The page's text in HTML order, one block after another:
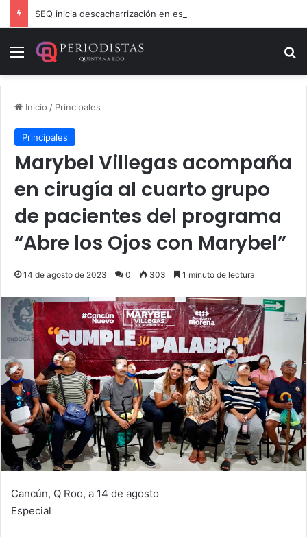
Menú
Inicio / Principales
Principales
Marybel Villegas acompaña
en cirugía al cuarto grupo
de pacientes del programa
“Abre los Ojos con Marybel”
14 de agosto de 2023 0 303 1 minuto de lectura
Cancún, Q Roo, a 14 de agosto
Especial